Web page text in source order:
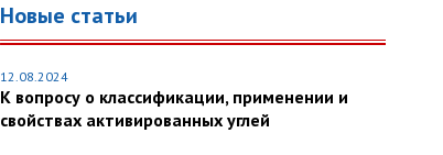
Новые статьи
12.08.2024
К вопросу о классификации, применении и
свойствах активированных углей